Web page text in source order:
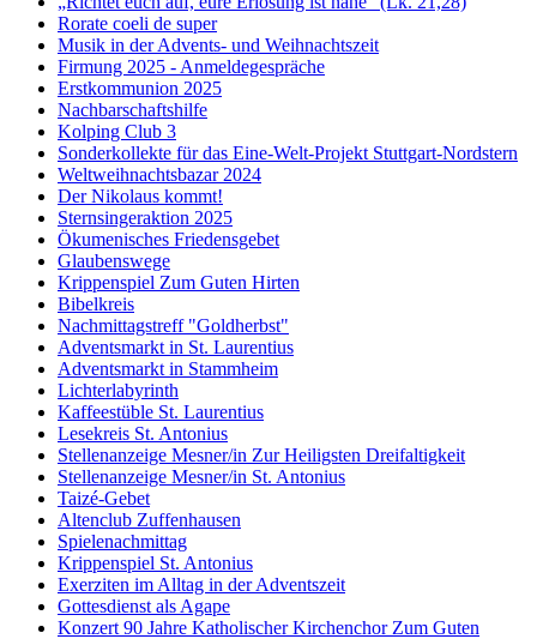
Rorate coeli de super
Musik in der Advents- und Weihnachtszeit
Firmung 2025 - Anmeldegespräche
Erstkommunion 2025
Nachbarschaftshilfe
Kolping Club 3
Sonderkollekte für das Eine-Welt-Projekt Stuttgart-Nordstern
Weltweihnachtsbazar 2024
Der Nikolaus kommt!
Sternsingeraktion 2025
Ökumenisches Friedensgebet
Glaubenswege
Krippenspiel Zum Guten Hirten
Bibelkreis
Nachmittagstreff "Goldherbst"
Adventsmarkt in St. Laurentius
Adventsmarkt in Stammheim
Lichterlabyrinth
Kaffeestüble St. Laurentius
Lesekreis St. Antonius
Stellenanzeige Mesner/in Zur Heiligsten Dreifaltigkeit
Stellenanzeige Mesner/in St. Antonius
Taizé-Gebet
Altenclub Zuffenhausen
Spielenachmittag
Krippenspiel St. Antonius
Exerziten im Alltag in der Adventszeit
Gottesdienst als Agape
Konzert 90 Jahre Katholischer Kirchenchor Zum Guten